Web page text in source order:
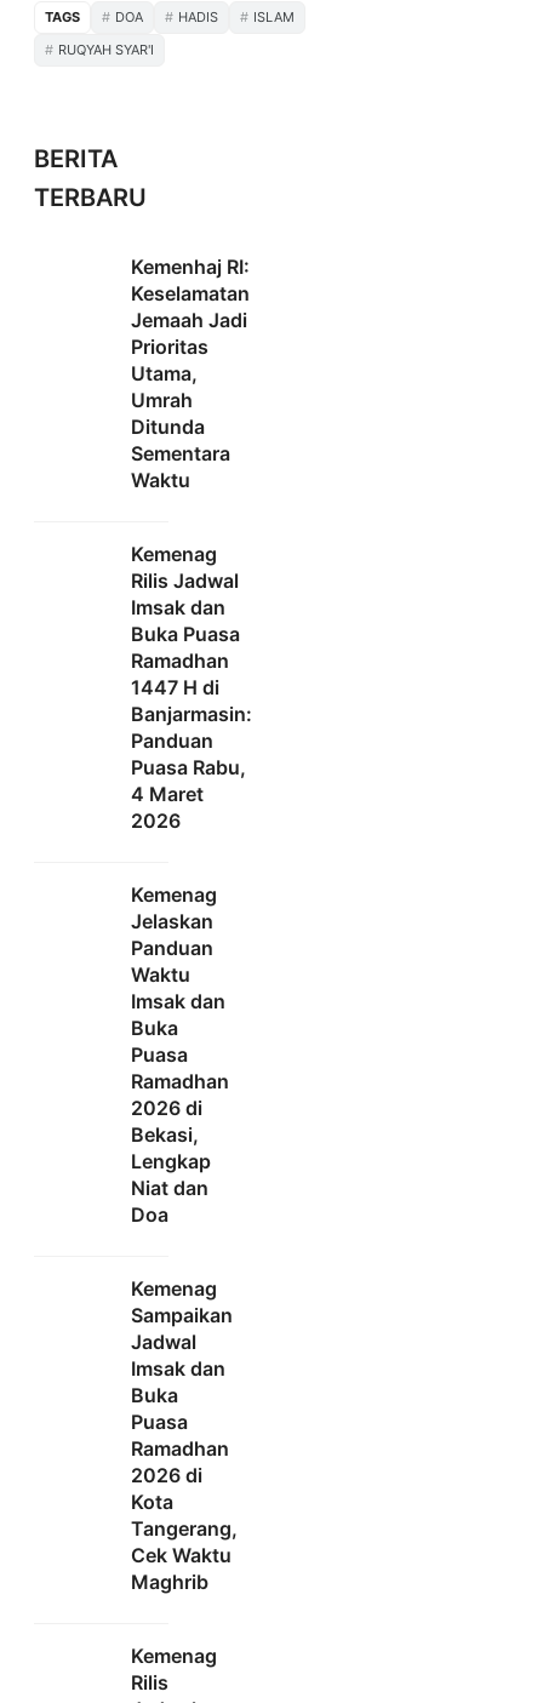
TAGS DOA HADIS
ISLAM
RUQYAH SYAR'I
BERITA
TERBARU
Kemenhaj RI:
Keselamatan
Jemaah Jadi
Prioritas
Utama,
Umrah
Ditunda
Sementara
Waktu
Kemenag
Rilis Jadwal
Imsak dan
Buka Puasa
Ramadhan
1447 H di
Banjarmasin:
Panduan
Puasa Rabu,
4 Maret
2026
Kemenag
Jelaskan
Panduan
Waktu
Imsak dan
Buka
Puasa
Ramadhan
2026 di
Bekasi,
Lengkap
Niat dan
Doa
Kemenag
Sampaikan
Jadwal
Imsak dan
Buka
Puasa
Ramadhan
2026 di
Kota
Tangerang,
Cek Waktu
Maghrib
Kemenag
Rilis